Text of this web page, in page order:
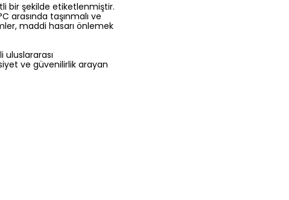
bir şekilde etiketlenmiştir.
arasında taşınmalı ve
maddi hasarı önlemek
uluslararası
ve güvenilirlik arayan